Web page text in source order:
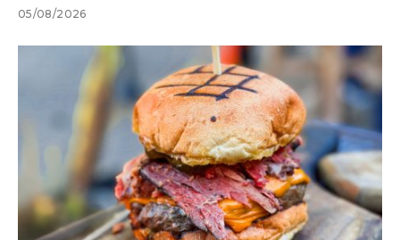
05/08/2026